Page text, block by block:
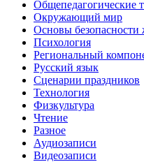
Общепедагогические
Окружающий мир
Основы безопасности
Психология
Региональный
Русский язык
Сценарии праздников
Технология
Физкультура
Чтение
Разное
Аудиозаписи
Видеозаписи